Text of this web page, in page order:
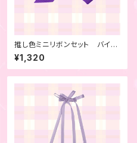
推し色ミニリボンセット バイオ
レット 6本セット
¥1,320